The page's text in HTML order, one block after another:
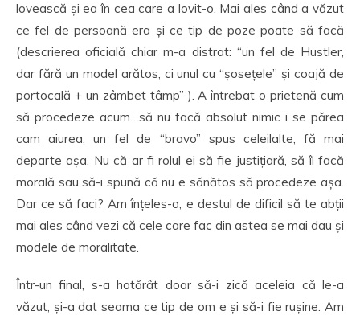
lovească și ea în cea care a lovit-o. Mai ales când a văzut
ce fel de persoană era și ce tip de poze poate să facă
(descrierea oficială chiar m-a distrat: “un fel de Hustler,
dar fără un model arătos, ci unul cu “șosețele” și coajă de
portocală + un zâmbet tâmp” ). A întrebat o prietenă cum
să procedeze acum…să nu facă absolut nimic i se părea
cam aiurea, un fel de “bravo” spus celeilalte, fă mai
departe așa. Nu că ar fi rolul ei să fie justițiară, să îi facă
morală sau să-i spună că nu e sănătos să procedeze așa.
Dar ce să faci? Am înțeles-o, e destul de dificil să te abții
mai ales când vezi că cele care fac din astea se mai dau și
modele de moralitate.
Într-un final, s-a hotărât doar să-i zică aceleia că le-a
văzut, și-a dat seama ce tip de om e și să-i fie rușine. Am